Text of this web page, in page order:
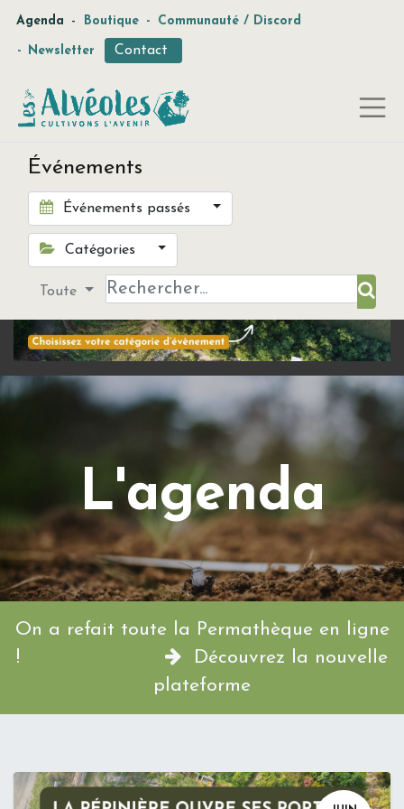
Agenda - Boutique - Communauté / Discord
- Newsletter Contact
Événements
Événements passés
Catégories
Toute
L'agenda
On a refait toute la Permathèque en ligne
!
Découvrez la nouvelle
plateforme